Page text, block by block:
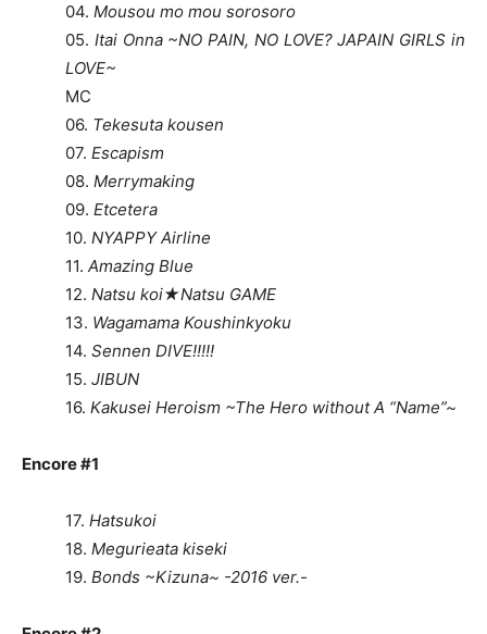
04. Mousou mo mou sorosoro
05. Itai Onna ~NO PAIN, NO LOVE? JAPAIN GIRLS in
LOVE~
MC
06. Tekesuta kousen
07. Escapism
08. Merrymaking
09. Etcetera
10. NYAPPY Airline
11. Amazing Blue
12. Natsu koi★Natsu GAME
13. Wagamama Koushinkyoku
14. Sennen DIVE!!!!!
15. JIBUN
16. Kakusei Heroism ~The Hero without A “Name”~
Encore #1
17. Hatsukoi
18. Megurieata kiseki
19. Bonds ~Kizuna~ -2016 ver.-